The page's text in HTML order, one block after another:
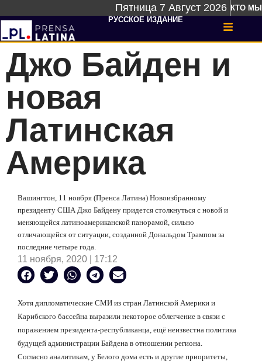
Пятница 7 Август 2026 КТО МЫ
РУССКОЕ ИЗДАНИЕ
Джо Байден и
новая
Латинская
Америка
Вашингтон, 11 ноября (Пренса Латина) Новоизбранному
президенту США Джо Байдену придется столкнуться с новой и
меняющейся латиноамериканской панорамой, сильно
отличающейся от ситуации, созданной Дональдом Трампом за
последние четыре года.
11 ноября, 2020 | 17:12
Хотя дипломатические СМИ из стран Латинской Америки и
Карибского бассейна выразили некоторое облегчение в связи с
поражением президента-республиканца, ещё неизвестна политика
будущей администрации Байдена в отношении региона.
Согласно аналитикам, у Белого дома есть и другие приоритеты,